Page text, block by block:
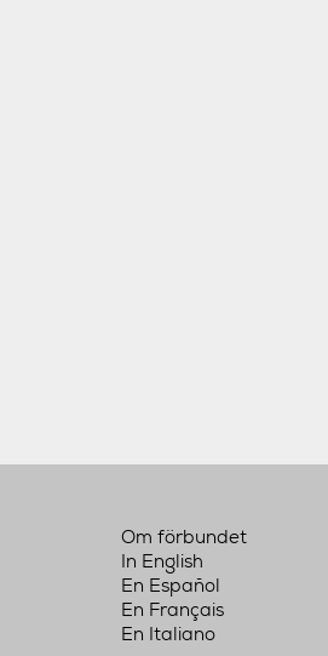
Om förbundet
In English
En Español
En Français
En Italiano